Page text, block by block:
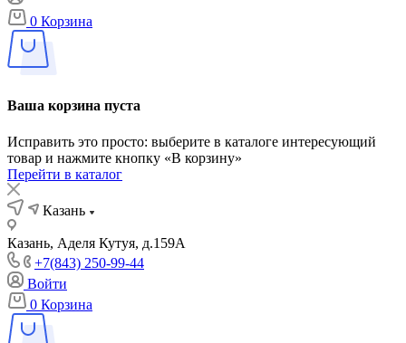
0 Корзина
Ваша корзина пуста
Исправить это просто: выберите в каталоге интересующий
товар и нажмите кнопку «В корзину»
Перейти в каталог
Казань
Казань, Аделя Кутуя, д.159А
+7(843) 250-99-44
Войти
0 Корзина